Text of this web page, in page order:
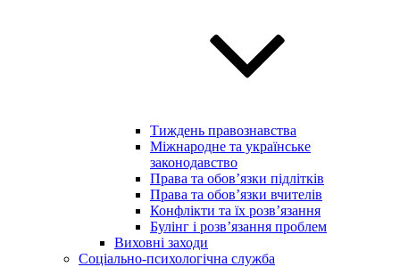
Тиждень правознавства
Міжнародне та українське
законодавство
Права та обов’язки підлітків
Права та обов’язки вчителів
Конфлікти та їх розв’язання
Булінг і розв’язання проблем
Виховні заходи
Соціально-психологічна служба